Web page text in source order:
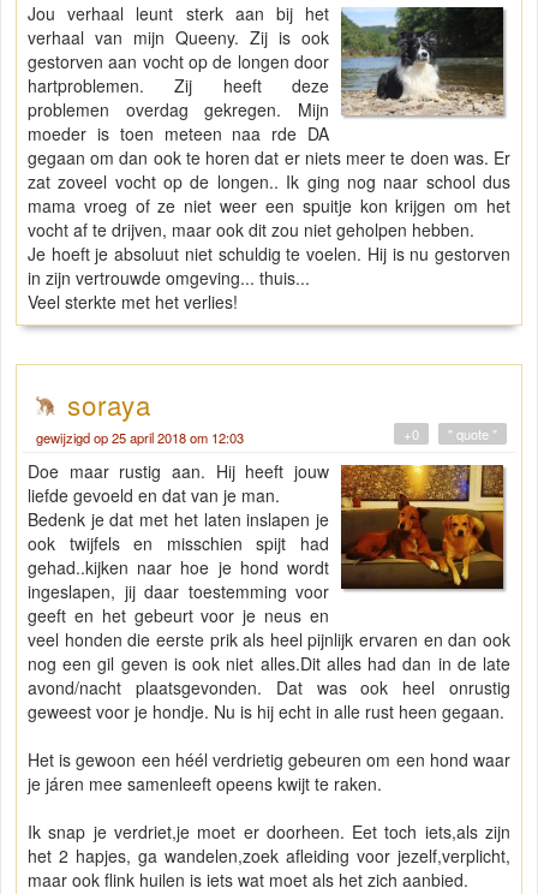
Jou verhaal leunt sterk aan bij het
verhaal van mijn Queeny. Zij is ook
gestorven aan vocht op de longen door
hartproblemen. Zij heeft deze
problemen overdag gekregen. Mijn
moeder is toen meteen naa rde DA
gegaan om dan ook te horen dat er niets meer te doen was. Er
zat zoveel vocht op de longen.. Ik ging nog naar school dus
mama vroeg of ze niet weer een spuitje kon krijgen om het
vocht af te drijven, maar ook dit zou niet geholpen hebben.
Je hoeft je absoluut niet schuldig te voelen. Hij is nu gestorven
in zijn vertrouwde omgeving... thuis...
Veel sterkte met het verlies!
soraya
gewijzigd op 25 april 2018 om 12:03 " quote "
+0
Doe maar rustig aan. Hij heeft jouw
liefde gevoeld en dat van je man.
Bedenk je dat met het laten inslapen je
ook twijfels en misschien spijt had
gehad..kijken naar hoe je hond wordt
ingeslapen, jij daar toestemming voor
geeft en het gebeurt voor je neus en
veel honden die eerste prik als heel pijnlijk ervaren en dan ook
nog een gil geven is ook niet alles.Dit alles had dan in de late
avond/nacht plaatsgevonden. Dat was ook heel onrustig
geweest voor je hondje. Nu is hij echt in alle rust heen gegaan.
Het is gewoon een héél verdrietig gebeuren om een hond waar
je járen mee samenleeft opeens kwijt te raken.
Ik snap je verdriet,je moet er doorheen. Eet toch iets,als zijn
het 2 hapjes, ga wandelen,zoek afleiding voor jezelf,verplicht,
maar ook flink huilen is iets wat moet als het zich aanbied.